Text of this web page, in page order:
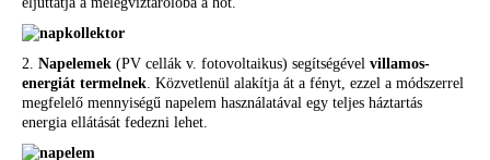
2. Napelemek (PV cellák v. fotovoltaikus) segítségével villamos-
energiát termelnek. Közvetlenül alakítja át a fényt, ezzel a módszerrel
megfelelő mennyiségű napelem használatával egy teljes háztartás
energia ellátását fedezni lehet.